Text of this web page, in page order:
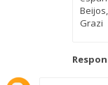
Beijos,
Grazi